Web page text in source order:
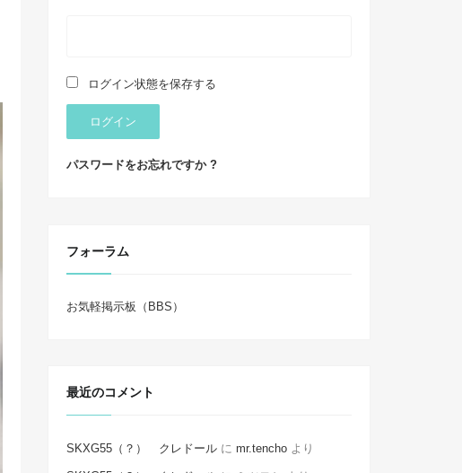
ログイン状態を保存する
ログイン
パスワードをお忘れですか ?
フォーラム
お気軽掲示板（BBS）
最近のコメント
SKXG55（？） クレドール に mr.tencho より